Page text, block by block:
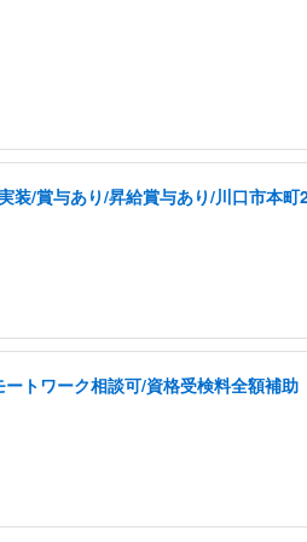
装/賞与あり/昇給賞与あり/川口市本町
トワーク相談可/資格受検料全額補助